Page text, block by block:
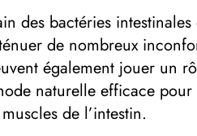
des bactéries
de nombreux
également jouer un
naturelle efficace
de l’intestin.